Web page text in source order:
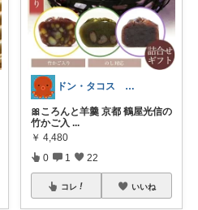
ドン・タコス 防災⚠️生活雑貨アウトドア
🎀ころんと羊羹 京都 鶴屋光信の
竹かご入 ...
￥ 4,480
0 1 22
コレ いいね